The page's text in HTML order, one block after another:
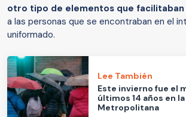
otro tipo de elementos que
a las personas que se encontraban en el
uniformado.
Lee También
Este invierno fue el
últimos 14 años en
Metropolitana